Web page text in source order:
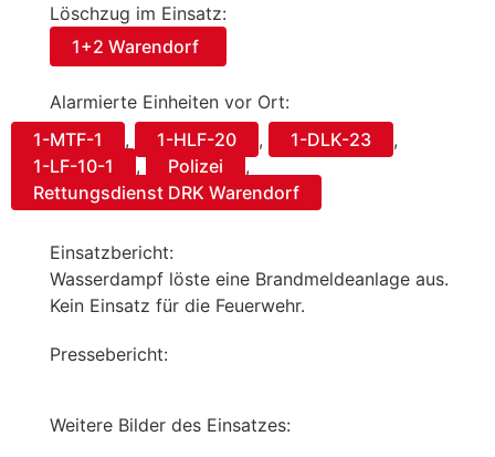
Löschzug im Einsatz:
1+2 Warendorf
Alarmierte Einheiten vor Ort:
1-MTF-1
, 1-HLF-20 , 1-DLK-23
,
1-LF-10-1
, Polizei
,
Rettungsdienst DRK Warendorf
Einsatzbericht:
Wasserdampf löste eine Brandmeldeanlage aus.
Kein Einsatz für die Feuerwehr.
Pressebericht:
Weitere Bilder des Einsatzes: